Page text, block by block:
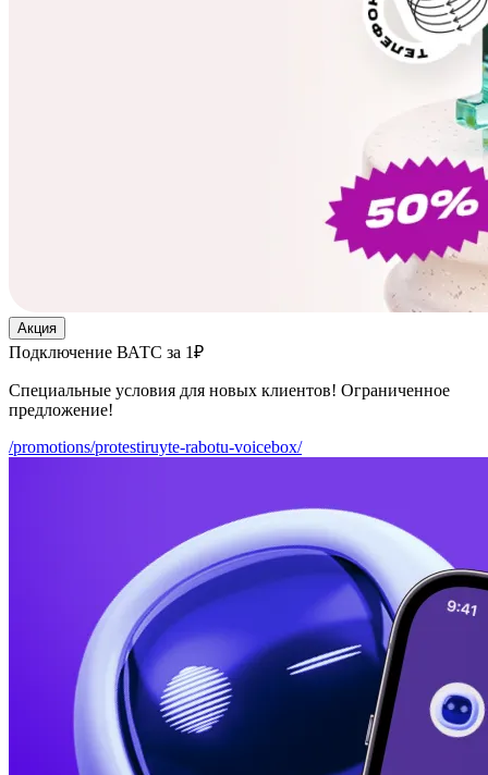
Акция
Подключение ВАТС за 1₽
Специальные условия для новых клиентов! Ограниченное
предложение!
/promotions/protestiruyte-rabotu-voicebox/